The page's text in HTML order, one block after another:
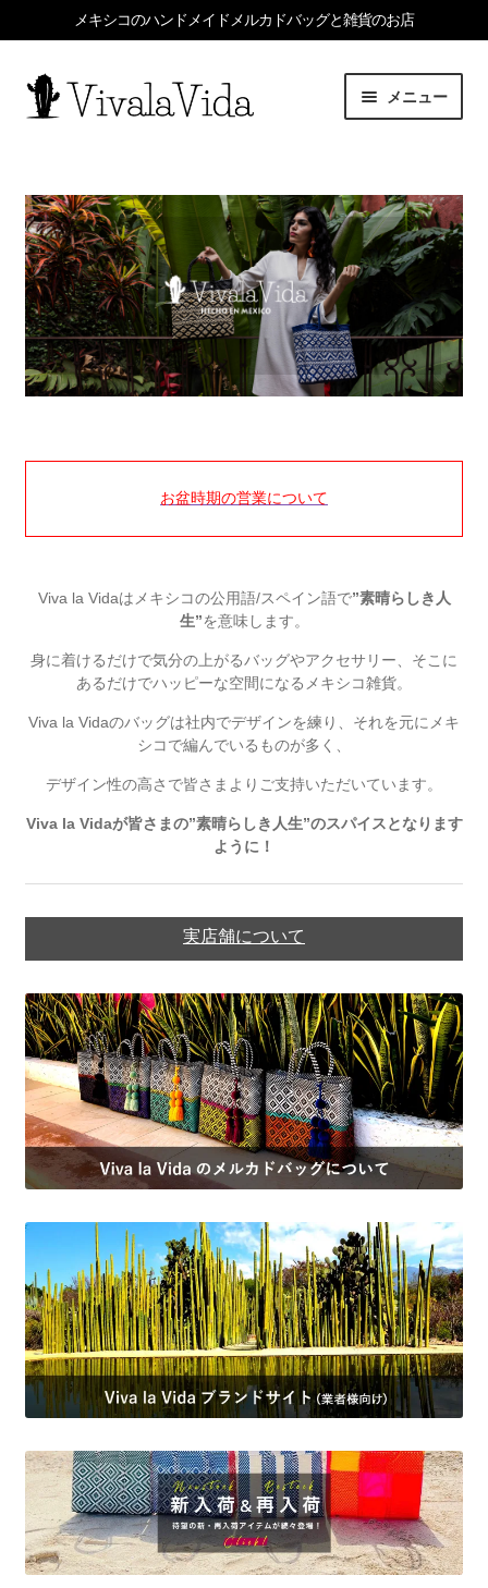
メキシコのハンドメイドメルカドバッグと雑貨のお店
ナ
ビ
シ
ョ
ン
へ
ス
キ
ッ
プ
コ
ン
ツ
へ
ス
キ
ッ
プ
メニュー
ITEMS
サ
ブ
メ
ュ
ー
を
展
EVENTS
SHOP INFO
BLOG
お盆時期の営業について
Viva la Vidaはメキシコの公用語/スペイン語で”素晴らしき人
生”を意味します。
身に着けるだけで気分の上がるバッグやアクセサリー、そこに
あるだけでハッピーな空間になるメキシコ雑貨。
Viva la Vidaのバッグは社内でデザインを練り、それを元にメキ
シコで編んでいるものが多く、
デザイン性の高さで皆さまよりご支持いただいています。
Viva la Vidaが皆さまの”素晴らしき人生”のスパイスとなります
ように！
実店舗について